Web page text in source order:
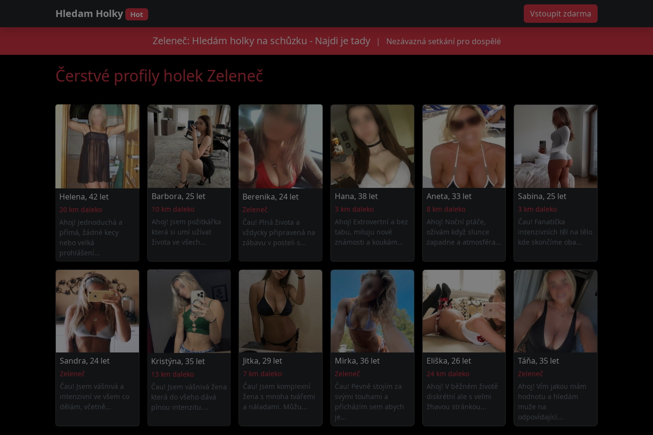
Hledam Holky Hot Vstoupit zdarma
Zeleneč: Hledám holky na schůzku - Najdi je tady | Nezávazná setkání pro dospělé
Čerstvé profily holek Zeleneč
Helena, 42 let
20 km daleko
Ahoj! Jednoduchá a
přímá, žádné kecy
nebo velká
prohlášení...
Barbora, 25 let
10 km daleko
Ahoj! Jsem požitkářka
která si umí užívat
života ve všech...
Berenika, 24 let
Zeleneč
Čau! Plná života a
vždycky připravená na
zábavu v posteli s...
Hana, 38 let
3 km daleko
Ahoj! Extrovertní a bez
tabu, miluju nové
známosti a koukám...
Aneta, 33 let
8 km daleko
Ahoj! Noční ptáče,
ožívám když slunce
zapadne a atmosféra...
Sabina, 25 let
3 km daleko
Čau! Fanatička
intenzivních těl na tělo
kde skončíme oba...
Sandra, 24 let
Zeleneč
Čau! Jsem vášnivá a
intenzivní ve všem co
dělám, včetně...
Kristýna, 35 let
13 km daleko
Čau! Jsem vášnivá žena
která do všeho dává
plnou intenzitu....
Jitka, 29 let
7 km daleko
Čau! Jsem komplexní
žena s mnoha tvářemi
a náladami. Můžu...
Mirka, 36 let
Zeleneč
Čau! Pevně stojím za
svými touhami a
přicházím sem abych
je...
Eliška, 26 let
24 km daleko
Ahoj! V běžném životě
diskrétní ale s velmi
žhavou stránkou...
Táňa, 35 let
Zeleneč
Ahoj! Vím jakou mám
hodnotu a hledám
muže na
odpovídající...